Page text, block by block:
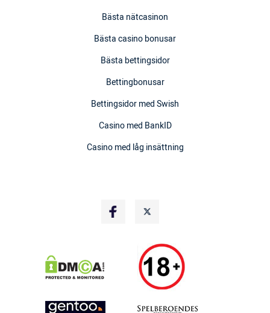
Bästa nätcasinon
Bästa casino bonusar
Bästa bettingsidor
Bettingbonusar
Bettingsidor med Swish
Casino med BankID
Casino med låg insättning